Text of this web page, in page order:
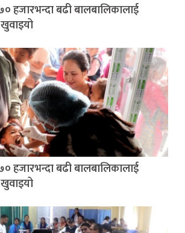
हजारभन्दा बढी बालबालिकालाई
खुवाइयो
हजारभन्दा बढी बालबालिकालाई
खुवाइयो